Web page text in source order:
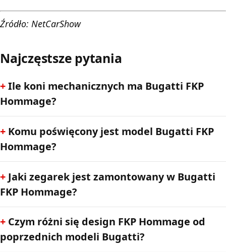
Źródło: NetCarShow
Najczęstsze pytania
Ile koni mechanicznych ma Bugatti FKP
Hommage?
Komu poświęcony jest model Bugatti FKP
Hommage?
Jaki zegarek jest zamontowany w Bugatti
FKP Hommage?
Czym różni się design FKP Hommage od
poprzednich modeli Bugatti?